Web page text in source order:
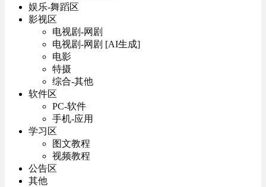
娱乐-舞蹈区
影视区
电视剧-网剧
电视剧-网剧 [AI生成]
电影
特摄
综合-其他
软件区
PC-软件
手机-应用
学习区
图文教程
视频教程
公告区
其他